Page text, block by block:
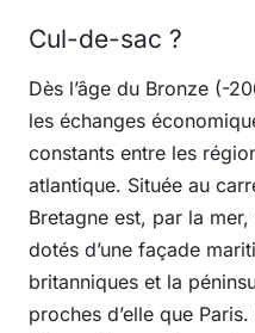
Cul-de-sac ?
Dès l’âge du Bronze (-
les échanges
constants entre les
atlantique. Située au
Bretagne est, par la
dotés d’une façade
britanniques et la
proches d’elle que